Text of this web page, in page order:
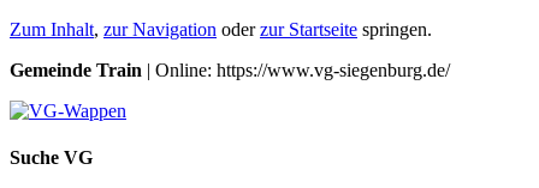
Zum Inhalt, zur Navigation oderzur Startseite springen.
Gemeinde Train | Online: https://www.vg-siegenburg.de/
Suche VG